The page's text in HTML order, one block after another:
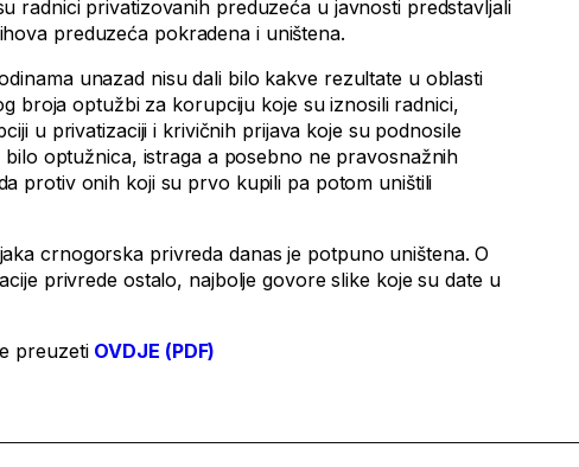
radnici privatizovanih preduzeća u javnosti predstavljali
preduzeća pokradena i uništena.
unazad nisu dali bilo kakve rezultate u oblasti
broja optužbi za korupciju koje su iznosili radnici,
u privatizaciji i krivičnih prijava koje su podnosile
bilo optužnica, istraga a posebno ne pravosnažnih
protiv onih koji su prvo kupili pa potom uništili
crnogorska privreda danas je potpuno uništena. O
privrede ostalo, najbolje govore slike koje su date u
preuzeti OVDJE (PDF)